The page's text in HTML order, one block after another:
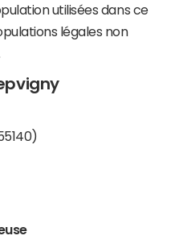
utilisées dans ce
légales non